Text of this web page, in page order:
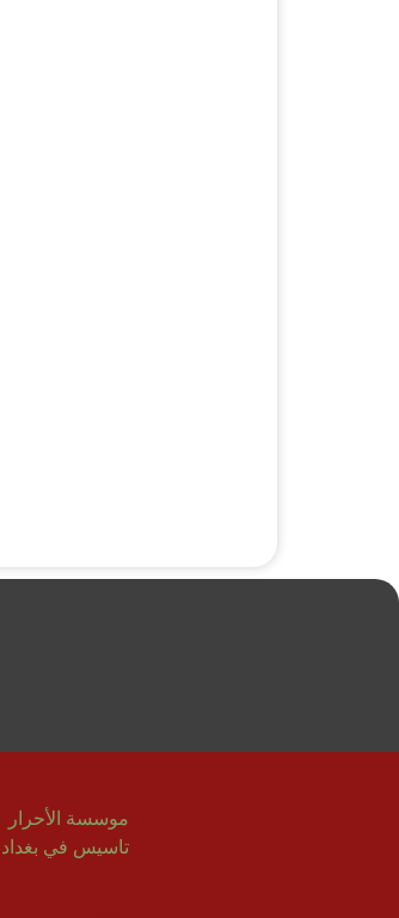
موسسة الأحرار
تاسيس في بغداد 2025